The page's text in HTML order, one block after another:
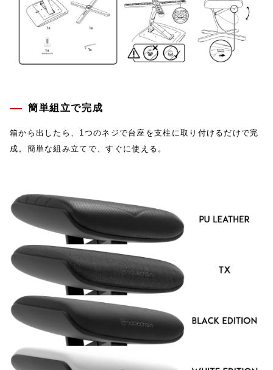
簡単組立で完成
箱から出したら、1つのネジで台座を支柱に取り付けるだけで完
成。簡単な組み立てで、すぐに使える。